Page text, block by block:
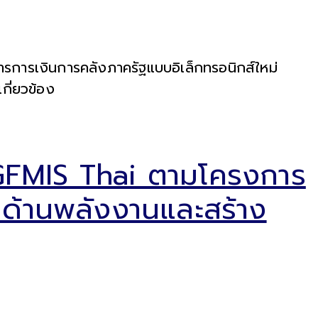
ารเงินการคลังภาครัฐแบบอิเล็กทรอนิกส์ใหม่
กี่ยวข้อง
Thai ตามโครงการ
นพลังงานและสร้าง